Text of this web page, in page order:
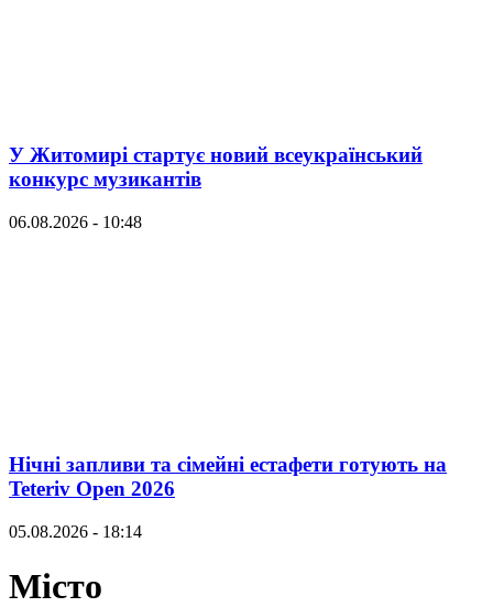
У Житомирі стартує новий всеукраїнський
конкурс музикантів
06.08.2026 - 10:48
Нічні запливи та сімейні естафети готують на
Teteriv Open 2026
05.08.2026 - 18:14
Місто